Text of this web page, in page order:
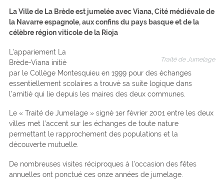
La Ville de La Brède est jumelée avec Viana, Cité médiévale de
la Navarre espagnole, aux confins du pays basque et de la
célèbre région viticole de la Rioja
Traité de Jumelage
L’appariement La
Brède-Viana initié
par le Collège Montesquieu en 1999 pour des échanges
essentiellement scolaires a trouvé sa suite logique dans
l’amitié qui lie depuis les maires des deux communes.
Le « Traité de Jumelage » signé 1er février 2001 entre les deux
villes met l’accent sur les échanges de toute nature
permettant le rapprochement des populations et la
découverte mutuelle.
De nombreuses visites réciproques à l’occasion des fêtes
annuelles ont ponctué ces onze années de jumelage.